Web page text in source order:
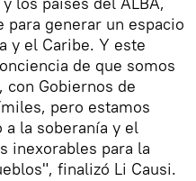
generar un espacio
y el Caribe. Y este
de que somos
Gobiernos de
pero estamos
la soberanía y el
inexorables para la
finalizó Li Causi.